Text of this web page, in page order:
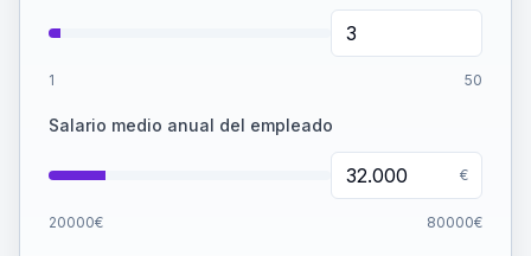
1 50
Salario medio anual del empleado
€
20000€ 80000€